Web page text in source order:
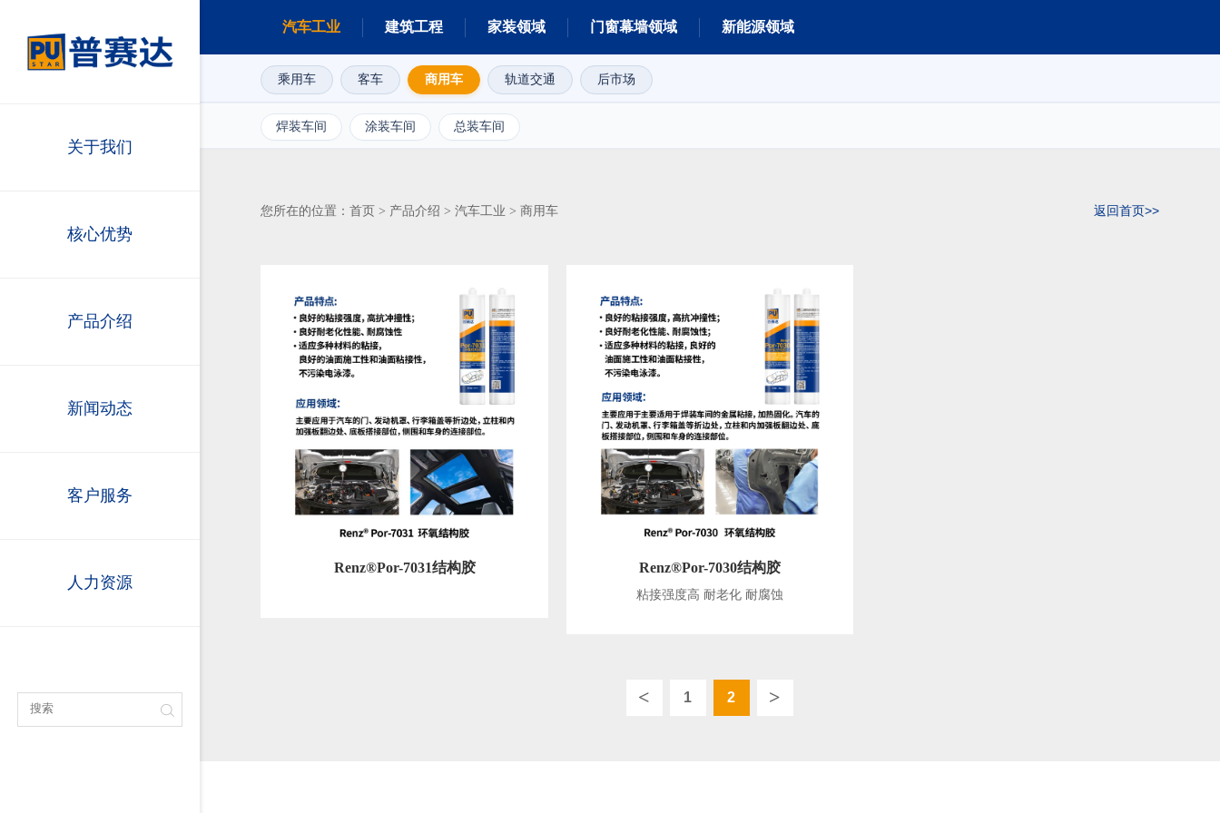
关于我们
核心优势
产品介绍
新闻动态
客户服务
人力资源
汽车工业 建筑工程 家装领域 门窗幕墙领域 新能源领域
乘用车 客车 商用车 轨道交通 后市场
焊装车间 涂装车间 总装车间
您所在的位置：首页 > 产品介绍 >汽车工业 >商用车 返回首页>>
Renz®Por-7031结构胶 Renz®Por-7030结构胶
粘接强度高 耐老化 耐腐蚀
< 1 2 >